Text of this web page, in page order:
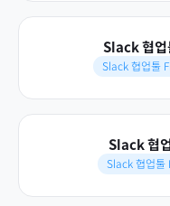
Slack 협
Slack 협업툴
Slack 협
Slack 협업툴